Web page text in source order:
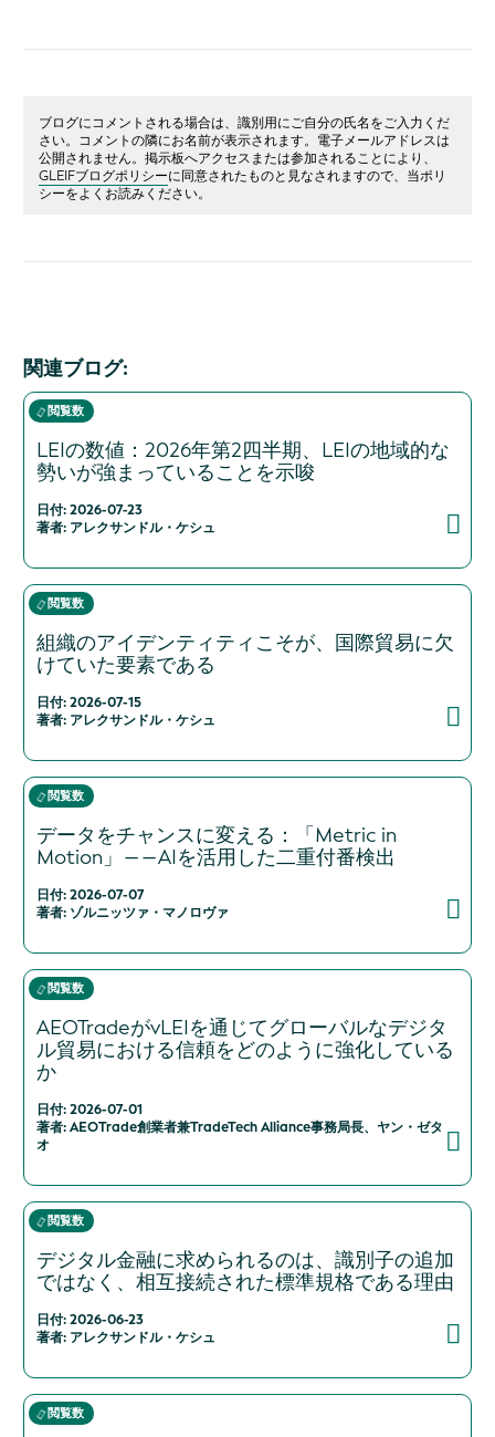
ブログにコメントされる場合は、識別用にご自分の氏名をご入力くだ
さい。コメントの隣にお名前が表示されます。電子メールアドレスは
公開されません。掲示板へアクセスまたは参加されることにより、
GLEIFブログポリシーに同意されたものと見なされますので、当ポリ
シーをよくお読みください。
関連ブログ:
閲覧数
LEIの数値：2026年第2四半期、LEIの地域的な
勢いが強まっていることを示唆
日付: 2026-07-23
著者: アレクサンドル・ケシュ
閲覧数
組織のアイデンティティこそが、国際貿易に欠
けていた要素である
日付: 2026-07-15
著者: アレクサンドル・ケシュ
閲覧数
データをチャンスに変える：「Metric in
Motion」――AIを活用した二重付番検出
日付: 2026-07-07
著者: ゾルニッツァ・マノロヴァ
閲覧数
AEOTradeがvLEIを通じてグローバルなデジタ
ル貿易における信頼をどのように強化している
か
日付: 2026-07-01
著者: AEOTrade創業者兼TradeTech Alliance事務局長、ヤン・ゼタ
オ
閲覧数
デジタル金融に求められるのは、識別子の追加
ではなく、相互接続された標準規格である理由
日付: 2026-06-23
著者: アレクサンドル・ケシュ
閲覧数